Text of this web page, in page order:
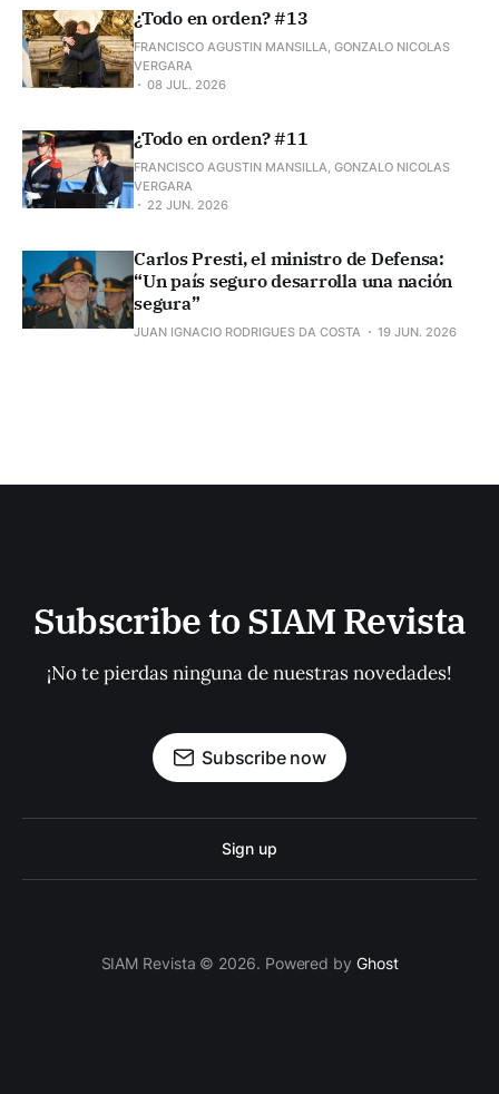
¿Todo en orden? #13
FRANCISCO AGUSTIN MANSILLA, GONZALO NICOLAS
VERGARA
08 JUL. 2026
¿Todo en orden? #11
FRANCISCO AGUSTIN MANSILLA, GONZALO NICOLAS
VERGARA
22 JUN. 2026
Carlos Presti, el ministro de Defensa:
“Un país seguro desarrolla una nación
segura”
JUAN IGNACIO RODRIGUES DA COSTA 19 JUN. 2026
Subscribe to SIAM Revista
¡No te pierdas ninguna de nuestras novedades!
Subscribe now
Sign up
SIAM Revista © 2026. Powered by Ghost